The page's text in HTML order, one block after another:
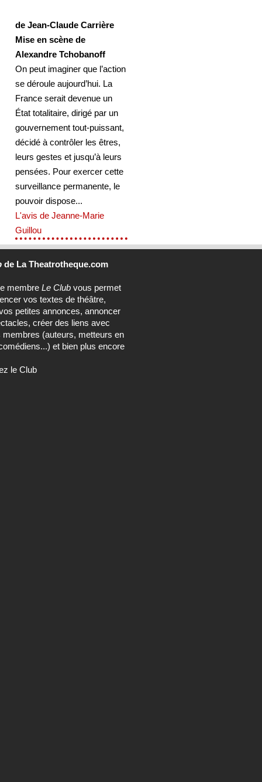
de Jean-Claude Carrière
Mise en scène de
Alexandre Tchobanoff
On peut imaginer que l’action
se déroule aujourd’hui. La
France serait devenue un
État totalitaire, dirigé par un
gouvernement tout-puissant,
décidé à contrôler les êtres,
leurs gestes et jusqu’à leurs
pensées. Pour exercer cette
surveillance permanente, le
pouvoir dispose...
L'avis de Jeanne-Marie
Guillou
de La Theatrotheque.com
membreLe Club vous permet
vos textes de théâtre,
petites annonces, annoncer
créer des liens avec
membres (auteurs, metteurs en
et bien plus encore
le Club